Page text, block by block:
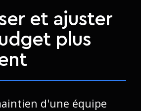
et ajuster
plus
d'une équipe